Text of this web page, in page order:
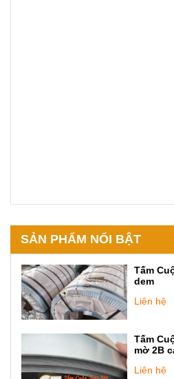
SẢN PHẨM NỔI BẬT
Tấm
dem
Liên hệ
Tấm
mờ 2B
Liên hệ